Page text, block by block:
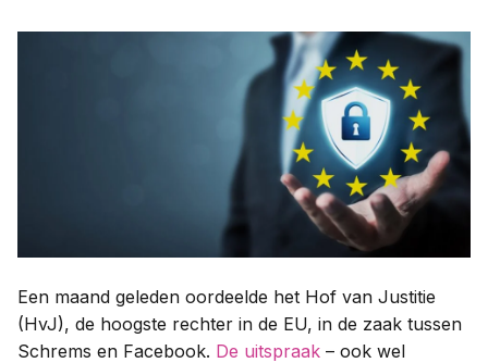
Een maand geleden oordeelde het Hof van Justitie
(HvJ), de hoogste rechter in de EU, in de zaak tussen
Schrems en Facebook. De uitspraak – ook wel